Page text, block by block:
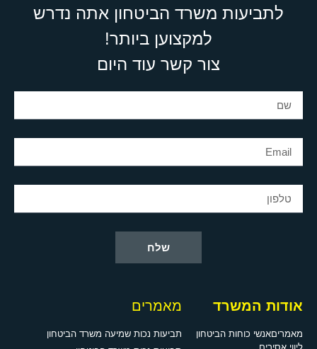
לתביעות משרד הביטחון אתה נדרש
למקצוען ביותר!
צור קשר עוד היום
שלח
אודות המשרד
מאמריםאנשי כוחות הביטחון
מאמרים
תביעות נכות שמיעה משרד הביטחון